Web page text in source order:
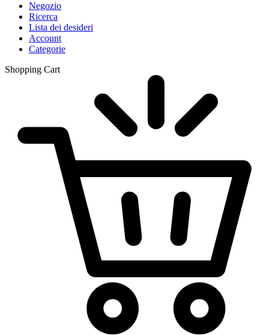
Negozio
Ricerca
Lista dei desideri
Account
Categorie
Shopping Cart